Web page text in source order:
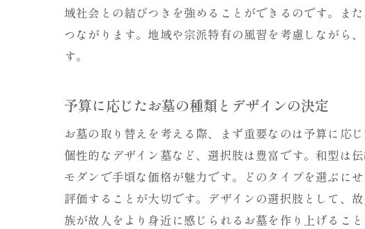
季
地
取
変
心
域社会との結びつきを強めることができるのです。ま
つながります。地域や宗派特有の風習を考慮しながら
す。
予算に応じたお墓の種類とデザインの決定
お墓の取り替えを考える際、まず重要なのは予算に応
個性的なデザイン墓など、選択肢は豊富です。和型は
モダンで手頃な価格が魅力です。どのタイプを選ぶに
評価することが大切です。デザインの選択肢として、
族が故人をより身近に感じられるお墓を作り上げること